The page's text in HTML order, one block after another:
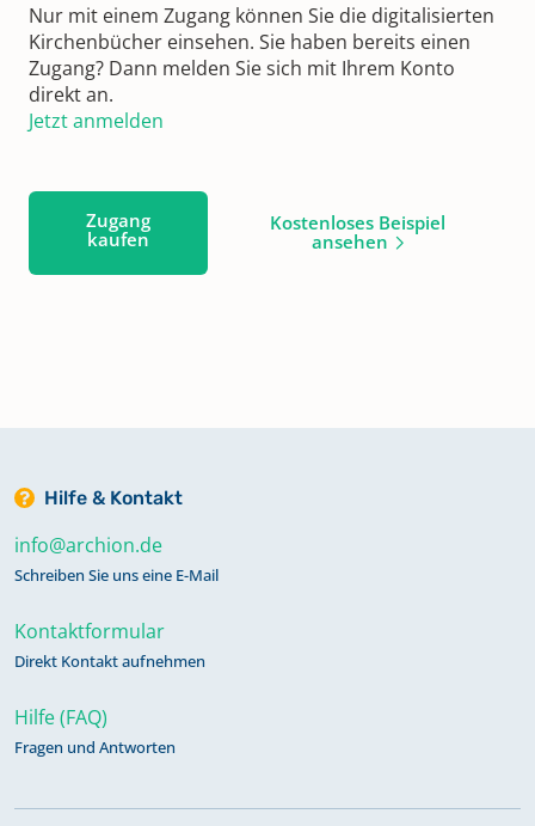
Nur mit einem Zugang können Sie die digitalisierten
Kirchenbücher einsehen. Sie haben bereits einen
Zugang? Dann melden Sie sich mit Ihrem Konto
direkt an.
Jetzt anmelden
Zugang
kaufen
Kostenloses Beispiel
ansehen
Hilfe & Kontakt
info@archion.de
Schreiben Sie uns eine E-Mail
Kontaktformular
Direkt Kontakt aufnehmen
Hilfe (FAQ)
Fragen und Antworten